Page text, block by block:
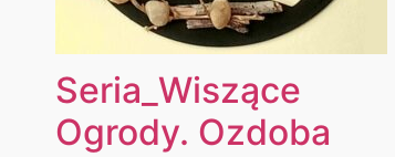
Seria_Wiszące
Ogrody. Ozdoba